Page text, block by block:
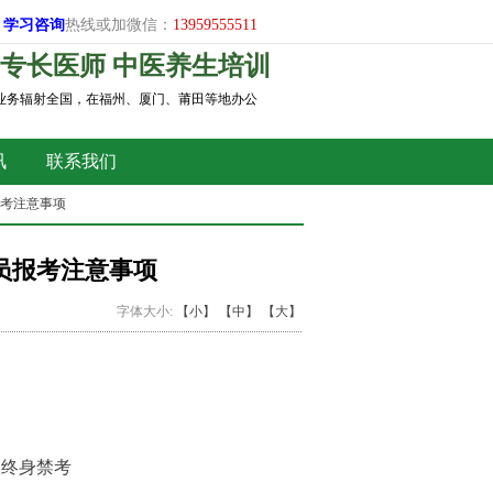
联系我们
学习 咨询热线或加微信： 13959555511
长医师 中医养生培训
辐射全国，在福州、厦门、莆田等地办公
注意事项
报考注意事项
字体大小: 【小】 【中】 【大】
身禁考